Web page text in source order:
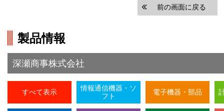
前の画面に戻る
製品情報
深瀬商事株式会社
すべて表示
情報通信機器・ソ
フト
電子機器・部品